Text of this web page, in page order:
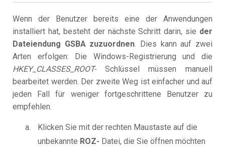
Wenn der Benutzer bereits eine der Anwendungen
installiert hat, besteht der nächste Schritt darin, sie der
Dateiendung GSBA zuzuordnen. Dies kann auf zwei
Arten erfolgen: Die Windows-Registrierung und die
HKEY_CLASSES_ROOT-Schlüssel müssen manuell
bearbeitet werden. Der zweite Weg ist einfacher und auf
jeden Fall für weniger fortgeschrittene Benutzer zu
empfehlen.
Klicken Sie mit der rechten Maustaste auf die
unbekannte ROZ- Datei, die Sie öffnen möchten